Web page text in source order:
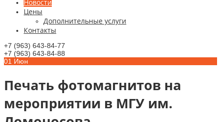
Новости
Цены
Дополнительные услуги
Контакты
+7 (963) 643-84-77
+7 (963) 643-84-88
01 Июн
Печать фотомагнитов на
мероприятии в МГУ им.